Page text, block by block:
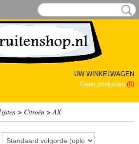
UW WINKELWAGEN
Geen producten (0)
> Citroën >AX